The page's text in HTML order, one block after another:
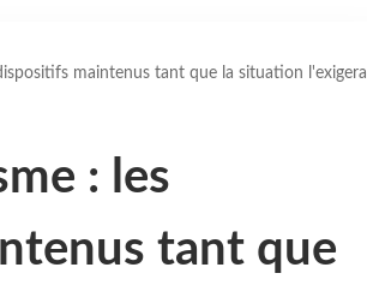
maintenus tant que la situation l'exigera
: les
tant que